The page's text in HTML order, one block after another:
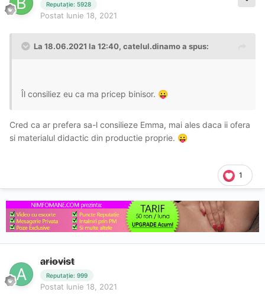
Reputație: 5928
Postat Iunie 18, 2021
La 18.06.2021 la 12:40, catelul.dinamoa spus:
Îl consiliez eu ca ma pricep binisor. 😛
Cred ca ar prefera sa-l consilieze Emma, mai ales daca ii ofera
si materialul didactic din productie proprie. 😛
1
ariovist
Reputație: 999
Postat Iunie 18, 2021